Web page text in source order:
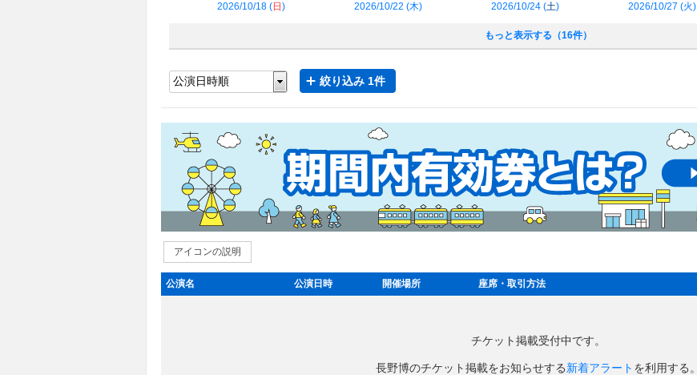
2026/10/18 (日 ) 2026/10/22 (木) 2026/10/24 (土) 2026/10/27 (火)
もっと表示する（16件）
絞り込み 1件
アイコンの説明
公演名 公演日時 開催場所 座席・取引方法
チケット掲載受付中です。
長野博のチケット掲載をお知らせする新着アラート を利用する。